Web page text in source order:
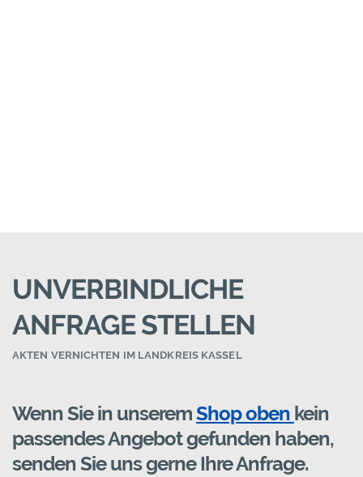
UNVERBINDLICHE
ANFRAGE STELLEN
AKTEN VERNICHTEN IM LANDKREIS KASSEL
Wenn Sie in unseremShop oben kein
passendes Angebot gefunden haben,
senden Sie uns gerne Ihre Anfrage.